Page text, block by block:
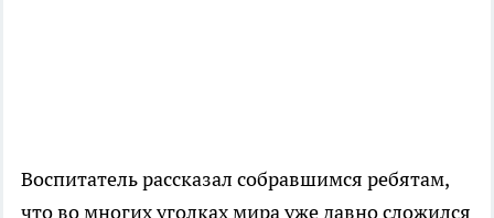
Воспитатель рассказал собравшимся ребятам,
что во многих уголках мира уже давно сложился